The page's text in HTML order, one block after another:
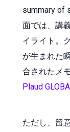
summary of
面では、講
イライト。
が生まれた
合されたメ
Plaud
ただし、留